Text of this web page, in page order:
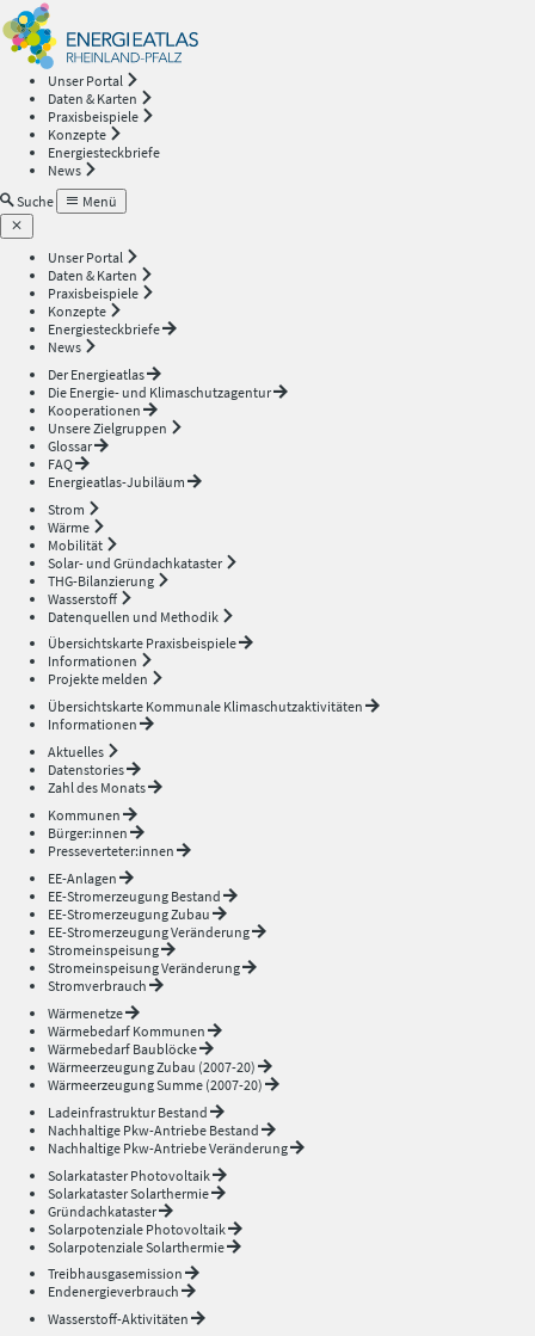
Unser Portal
Daten & Karten
Praxisbeispiele
Konzepte
Energiesteckbriefe
News
Suche
Menü
Unser Portal
Daten & Karten
Praxisbeispiele
Konzepte
Energiesteckbriefe
News
Der Energieatlas
Die Energie- und Klimaschutzagentur
Kooperationen
Unsere Zielgruppen
Glossar
FAQ
Energieatlas-Jubiläum
Strom
Wärme
Mobilität
Solar- und Gründachkataster
THG-Bilanzierung
Wasserstoff
Datenquellen und Methodik
Übersichtskarte Praxisbeispiele
Informationen
Projekte melden
Übersichtskarte Kommunale Klimaschutzaktivitäten
Informationen
Aktuelles
Datenstories
Zahl des Monats
Kommunen
Bürger:innen
Presseverteter:innen
EE-Anlagen
EE-Stromerzeugung Bestand
EE-Stromerzeugung Zubau
EE-Stromerzeugung Veränderung
Stromeinspeisung
Stromeinspeisung Veränderung
Stromverbrauch
Wärmenetze
Wärmebedarf Kommunen
Wärmebedarf Baublöcke
Wärmeerzeugung Zubau (2007-20)
Wärmeerzeugung Summe (2007-20)
Ladeinfrastruktur Bestand
Nachhaltige Pkw-Antriebe Bestand
Nachhaltige Pkw-Antriebe Veränderung
Solarkataster Photovoltaik
Solarkataster Solarthermie
Gründachkataster
Solarpotenziale Photovoltaik
Solarpotenziale Solarthermie
Treibhausgasemission
Endenergieverbrauch
Wasserstoff-Aktivitäten